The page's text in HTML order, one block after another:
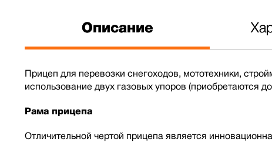
Описание
Прицеп для перевозки снегоходов, мототехники,
использование двух газовых упоров (приобретаются
Рама прицепа
Отличительной чертой прицепа является